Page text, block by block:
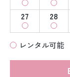
27
28
レンタル可能